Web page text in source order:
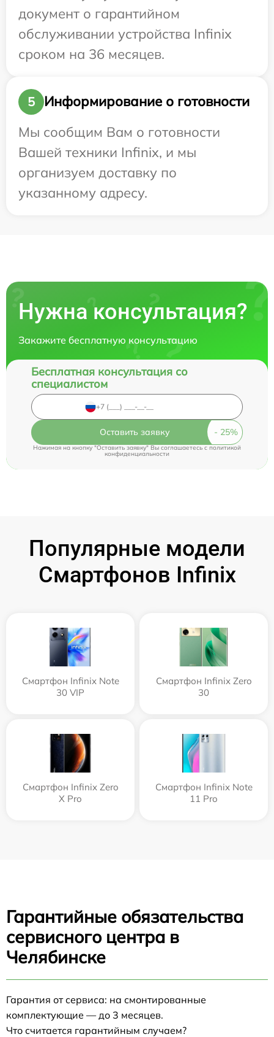
документ о гарантийном
обслуживании устройства Infinix
сроком на 36 месяцев.
5
Информирование о готовности
Мы сообщим Вам о готовности
Вашей техники Infinix, и мы
организуем доставку по
указанному адресу.
Нужна консультация?
Закажите бесплатную консультацию
Бесплатная консультация со
специалистом
Оставить заявку
Нажимая на кнопку "Оставить заявку" Вы соглашаетесь cполитикой
конфиденциальности
Популярные модели
Смартфонов Infinix
Смартфон Infinix Note
30 VIP
Смартфон Infinix Zero
30
Смартфон Infinix Zero
X Pro
Смартфон Infinix Note
11 Pro
Гарантийные обязательства
сервисного центра в
Челябинске
Гарантия от сервиса: на смонтированные
комплектующие — до 3 месяцев.
Что считается гарантийным случаем?